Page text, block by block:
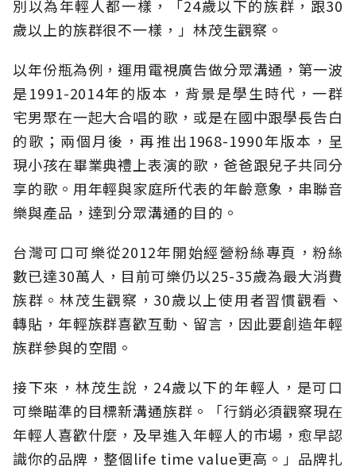
別以為年輕人都一樣，「24歲以下的族群，跟30
歲以上的族群很不一樣，」林茂生觀察。
以年份瓶為例，運用電視廣告做分眾溝通，第一波
是1991-2014年的版本，背景是學生時代，一群
宅男聚在一起大合唱的歌，或是在國中跟學長告白
的歌；兩個月後，再推出1968-1990年版本，呈
現小孩在畢業典禮上表演的歌，爸爸跟兒子共同分
享的歌。用年輕與家庭所代表的年齡意象，串聯音
樂與產品，達到分眾溝通的目的。
台灣可口可樂從2012年開始經營粉絲專頁，粉絲
數已達30萬人，目前可樂仍以25-35歲為最大消費
族群。林茂生觀察，30歲以上使用者習慣觀看、
轉貼，年輕族群喜歡互動、留言，因此要創造年輕
族群參與的空間。
接下來，林茂生說，24歲以下的年輕人，是可口
可樂瞄準的目標新溝通族群。「行銷必須觀察現在
年輕人喜歡什麼，及早進入年輕人的市場，愈早認
識你的品牌，整個life time value更高。」品牌扎